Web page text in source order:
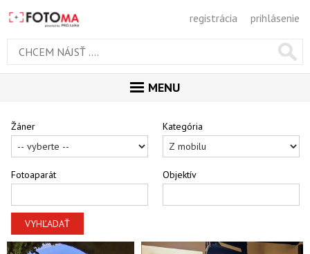
registrácia prihlásenie
MENU
MAGAZÍN
GALÉRIA
POPULÁRNE
Žáner Kategória
Fotoaparát Objektív
VYHĽADAŤ